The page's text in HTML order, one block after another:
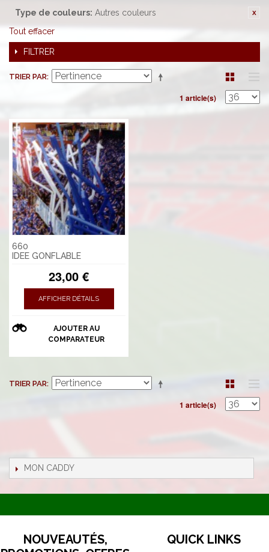
Type de couleurs: Autres couleurs
Tout effacer
FILTRER
TRIER PAR
1 article(s)
660
IDEE GONFLABLE
23,00 €
AFFICHER DÉTAILS
AJOUTER AU
COMPARATEUR
TRIER PAR
1 article(s)
MON CADDY
NOUVEAUTÉS,
QUICK LINKS